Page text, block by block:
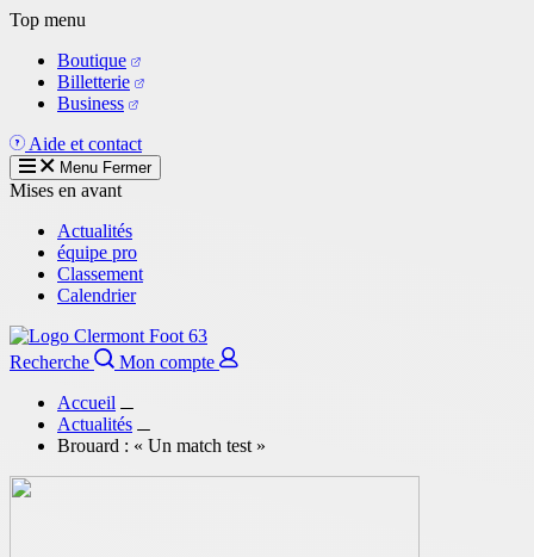
Aller
contenu
principal
Top menu
Boutique
Billetterie
Business
Aide et contact
Menu Fermer
Mises en avant
Actualités
équipe pro
Classement
Calendrier
Recherche
Mon compte
Accueil
Actualités
Brouard : « Un match test »